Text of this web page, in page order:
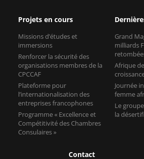
Projets en cours
Missions d’études et
immersions
Renforcer la sécurité des
organisations membres de la
CPCCAF
Plateforme pour
l’internationalisation des
entreprises francophones
Programme « Excellence et
Compétitivité des Chambres
Consulaires »
Grand
milliards
Afrique
Journée
femme
Le
la
Contact